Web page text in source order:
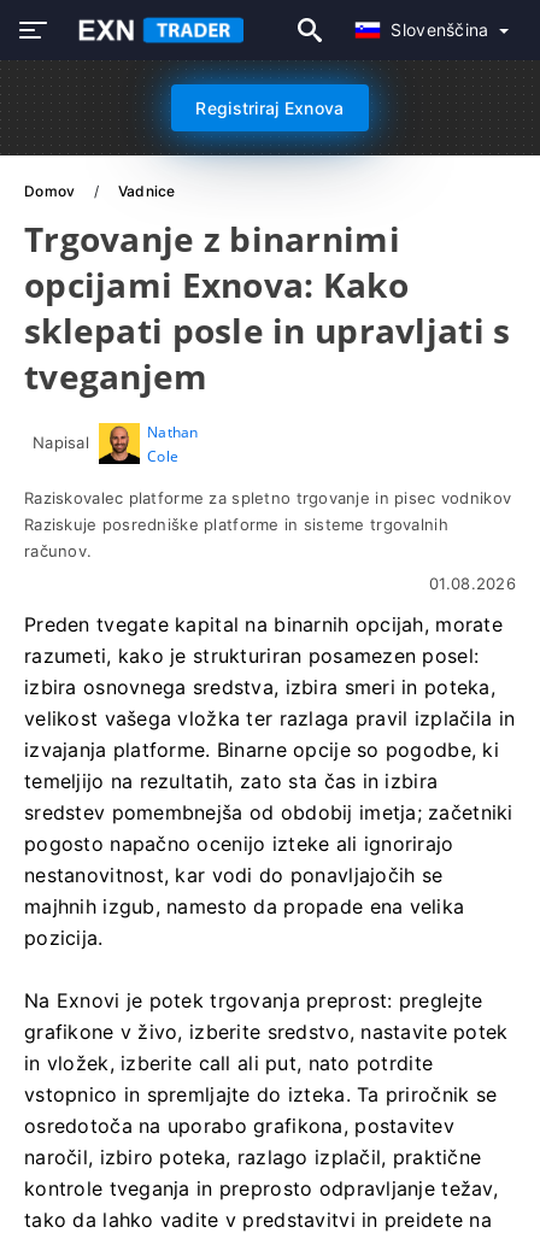
Slovenščina
Registriraj Exnova
Domov Vadnice
Trgovanje z binarnimi
opcijami Exnova: Kako
sklepati posle in upravljati s
tveganjem
Napisal
Nathan
Cole
Raziskovalec platforme za spletno trgovanje in pisec vodnikov
Raziskuje posredniške platforme in sisteme trgovalnih
računov.
01.08.2026
Preden tvegate kapital na binarnih opcijah, morate
razumeti, kako je strukturiran posamezen posel:
izbira osnovnega sredstva, izbira smeri in poteka,
velikost vašega vložka ter razlaga pravil izplačila in
izvajanja platforme. Binarne opcije so pogodbe, ki
temeljijo na rezultatih, zato sta čas in izbira
sredstev pomembnejša od obdobij imetja; začetniki
pogosto napačno ocenijo izteke ali ignorirajo
nestanovitnost, kar vodi do ponavljajočih se
majhnih izgub, namesto da propade ena velika
pozicija.
Na Exnovi je potek trgovanja preprost: preglejte
grafikone v živo, izberite sredstvo, nastavite potek
in vložek, izberite call ali put, nato potrdite
vstopnico in spremljajte do izteka. Ta priročnik se
osredotoča na uporabo grafikona, postavitev
naročil, izbiro poteka, razlago izplačil, praktične
kontrole tveganja in preprosto odpravljanje težav,
tako da lahko vadite v predstavitvi in ​​preidete na